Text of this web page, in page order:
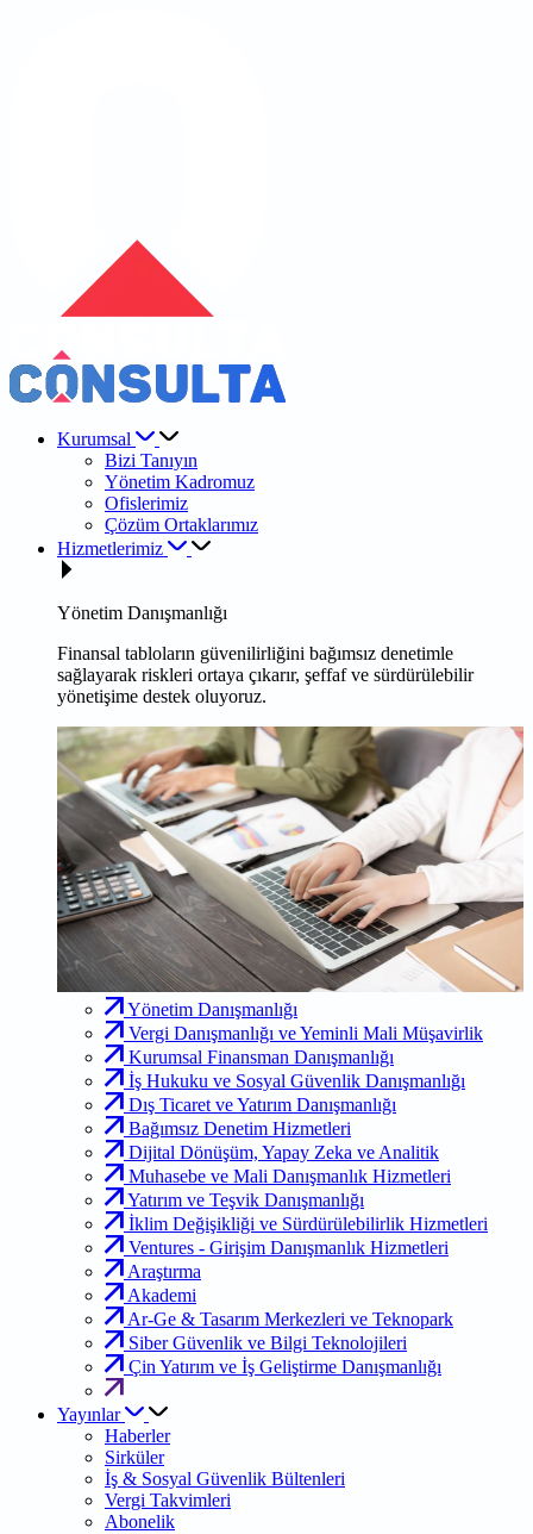
Kurumsal
Bizi Tanıyın
Yönetim Kadromuz
Ofislerimiz
Çözüm Ortaklarımız
Hizmetlerimiz
Yönetim Danışmanlığı
Finansal tabloların güvenilirliğini bağımsız denetimle
sağlayarak riskleri ortaya çıkarır, şeffaf ve sürdürülebilir
yönetişime destek oluyoruz.
Yönetim Danışmanlığı
Vergi Danışmanlığı ve Yeminli Mali Müşavirlik
Kurumsal Finansman Danışmanlığı
İş Hukuku ve Sosyal Güvenlik Danışmanlığı
Dış Ticaret ve Yatırım Danışmanlığı
Bağımsız Denetim Hizmetleri
Dijital Dönüşüm, Yapay Zeka ve Analitik
Muhasebe ve Mali Danışmanlık Hizmetleri
Yatırım ve Teşvik Danışmanlığı
İklim Değişikliği ve Sürdürülebilirlik Hizmetleri
Ventures - Girişim Danışmanlık Hizmetleri
Araştırma
Akademi
Ar-Ge & Tasarım Merkezleri ve Teknopark
Siber Güvenlik ve Bilgi Teknolojileri
Çin Yatırım ve İş Geliştirme Danışmanlığı
Yayınlar
Haberler
Sirküler
İş & Sosyal Güvenlik Bültenleri
Vergi Takvimleri
Abonelik